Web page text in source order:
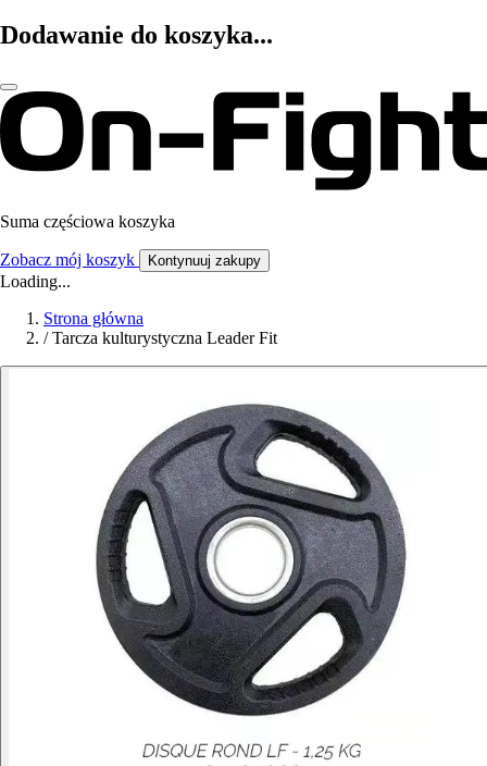
Dodawanie do koszyka...
Suma częściowa koszyka
Zobacz mój koszyk Kontynuuj zakupy
Loading...
Strona główna
/ Tarcza kulturystyczna Leader Fit